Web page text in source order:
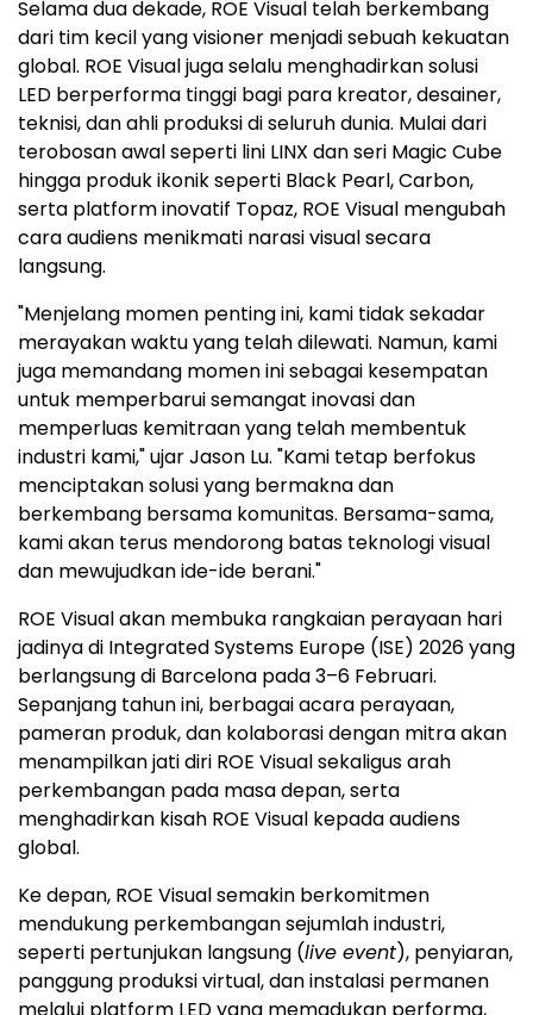
Selama dua dekade, ROE Visual telah berkembang
dari tim kecil yang visioner menjadi sebuah kekuatan
global. ROE Visual juga selalu menghadirkan solusi
LED berperforma tinggi bagi para kreator, desainer,
teknisi, dan ahli produksi di seluruh dunia. Mulai dari
terobosan awal seperti lini LINX dan seri Magic Cube
hingga produk ikonik seperti Black Pearl, Carbon,
serta platform inovatif Topaz, ROE Visual mengubah
cara audiens menikmati narasi visual secara
langsung.
"Menjelang momen penting ini, kami tidak sekadar
merayakan waktu yang telah dilewati. Namun, kami
juga memandang momen ini sebagai kesempatan
untuk memperbarui semangat inovasi dan
memperluas kemitraan yang telah membentuk
industri kami," ujar Jason Lu. "Kami tetap berfokus
menciptakan solusi yang bermakna dan
berkembang bersama komunitas. Bersama-sama,
kami akan terus mendorong batas teknologi visual
dan mewujudkan ide-ide berani."
ROE Visual akan membuka rangkaian perayaan hari
jadinya di Integrated Systems Europe (ISE) 2026 yang
berlangsung di Barcelona pada 3–6 Februari.
Sepanjang tahun ini, berbagai acara perayaan,
pameran produk, dan kolaborasi dengan mitra akan
menampilkan jati diri ROE Visual sekaligus arah
perkembangan pada masa depan, serta
menghadirkan kisah ROE Visual kepada audiens
global.
Ke depan, ROE Visual semakin berkomitmen
mendukung perkembangan sejumlah industri,
seperti pertunjukan langsung (live event), penyiaran,
panggung produksi virtual, dan instalasi permanen
melalui platform LED yang memadukan performa,